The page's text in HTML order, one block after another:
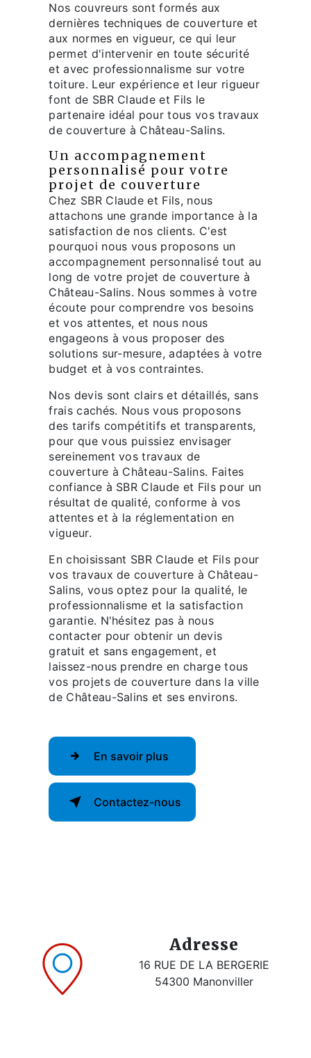
Nos couvreurs sont formés aux
dernières techniques de couverture et
aux normes en vigueur, ce qui leur
permet d'intervenir en toute sécurité
et avec professionnalisme sur votre
toiture. Leur expérience et leur rigueur
font de SBR Claude et Fils le
partenaire idéal pour tous vos travaux
de couverture à Château-Salins.
Un accompagnement
personnalisé pour votre
projet de couverture
Chez SBR Claude et Fils, nous
attachons une grande importance à la
satisfaction de nos clients. C'est
pourquoi nous vous proposons un
accompagnement personnalisé tout au
long de votre projet de couverture à
Château-Salins. Nous sommes à votre
écoute pour comprendre vos besoins
et vos attentes, et nous nous
engageons à vous proposer des
solutions sur-mesure, adaptées à votre
budget et à vos contraintes.
Nos devis sont clairs et détaillés, sans
frais cachés. Nous vous proposons
des tarifs compétitifs et transparents,
pour que vous puissiez envisager
sereinement vos travaux de
couverture à Château-Salins. Faites
confiance à SBR Claude et Fils pour un
résultat de qualité, conforme à vos
attentes et à la réglementation en
vigueur.
En choisissant SBR Claude et Fils pour
vos travaux de couverture à Château-
Salins, vous optez pour la qualité, le
professionnalisme et la satisfaction
garantie. N'hésitez pas à nous
contacter pour obtenir un devis
gratuit et sans engagement, et
laissez-nous prendre en charge tous
vos projets de couverture dans la ville
de Château-Salins et ses environs.
En savoir plus
Contactez-nous
Adresse
16 RUE DE LA BERGERIE
54300 Manonviller